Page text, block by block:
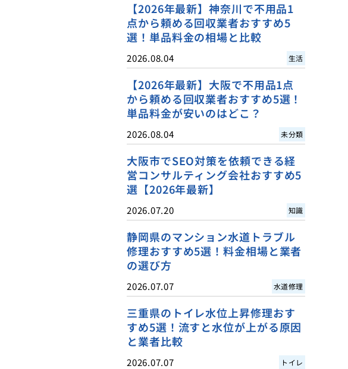
【2026年最新】神奈川で不用品1
点から頼める回収業者おすすめ5
選！単品料金の相場と比較
2026.08.04 生活
【2026年最新】大阪で不用品1点
から頼める回収業者おすすめ5選！
単品料金が安いのはどこ？
2026.08.04 未分類
大阪市でSEO対策を依頼できる経
営コンサルティング会社おすすめ5
選【2026年最新】
2026.07.20 知識
静岡県のマンション水道トラブル
修理おすすめ5選！料金相場と業者
の選び方
2026.07.07 水道修理
三重県のトイレ水位上昇修理おす
すめ5選！流すと水位が上がる原因
と業者比較
2026.07.07 トイレ